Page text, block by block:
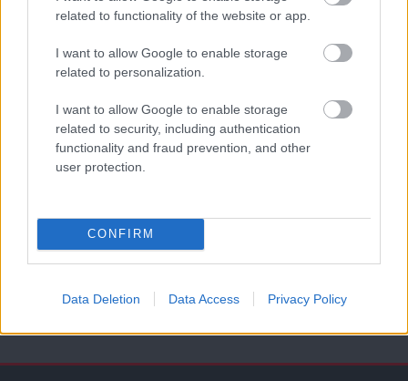
related to functionality of the website or app.
I want to allow Google to enable storage
related to personalization.
I want to allow Google to enable storage
related to security, including authentication
functionality and fraud prevention, and other
user protection.
CONFIRM
Data Deletion Data Access Privacy Policy
Meccs Center